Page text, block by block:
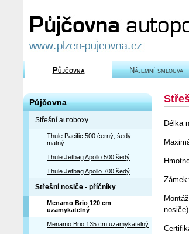
Půjčovna Nájemní smlouva
Půjčovna
Střešní autoboxy
Thule Pacific 500 černý, šedý
matný
Thule Jetbag Apollo 500 šedý
Thule Jetbag Apollo 700 šedý
Střešní nosiče - příčníky
Menamo Brio 120 cm
uzamykatelný
Menamo Brio 135 cm uzamykatelný
Délka
nosiče)